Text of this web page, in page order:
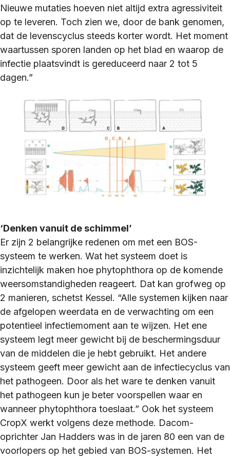
Nieuwe mutaties hoeven niet altijd extra agressiviteit
op te leveren. Toch zien we, door de bank genomen,
dat de levenscyclus steeds korter wordt. Het moment
waartussen sporen landen op het blad en waarop de
infectie plaatsvindt is gereduceerd naar 2 tot 5
dagen.”
‘Denken vanuit de schimmel’
Er zijn 2 belangrijke redenen om met een BOS-
systeem te werken. Wat het systeem doet is
inzichtelijk maken hoe phytophthora op de komende
weersomstandigheden reageert. Dat kan grofweg op
2 manieren, schetst Kessel. “Alle systemen kijken naar
de afgelopen weerdata en de verwachting om een
potentieel infectiemoment aan te wijzen. Het ene
systeem legt meer gewicht bij de beschermingsduur
van de middelen die je hebt gebruikt. Het andere
systeem geeft meer gewicht aan de infectiecyclus van
het pathogeen. Door als het ware te denken vanuit
het pathogeen kun je beter voorspellen waar en
wanneer phytophthora toeslaat.” Ook het systeem
CropX werkt volgens deze methode. Dacom-
oprichter Jan Hadders was in de jaren 80 een van de
voorlopers op het gebied van BOS-systemen. Het